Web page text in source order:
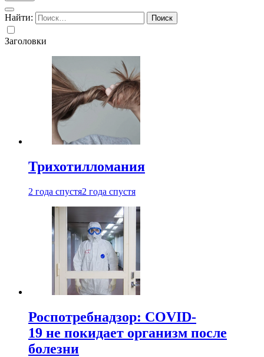
Найти:
Заголовки
Трихотилломания
2 года спустя2 года спустя
Роспотребнадзор: COVID-
19 не покидает организм после
болезни